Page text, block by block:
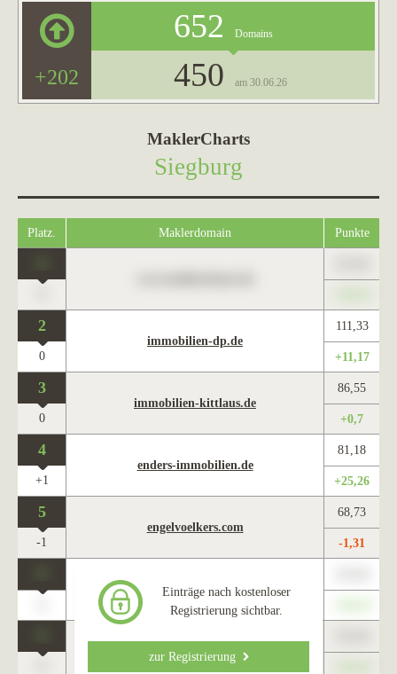
+202
652 Domains
450 am 30.06.26
MaklerCharts
Siegburg
Platz. Maklerdomain Punkte
2
immobilien-dp.de
111,33
0 +11,17
3
immobilien-kittlaus.de
86,55
0 +0,7
4
enders-immobilien.de
81,18
+1 +25,26
5
engelvoelkers.com
68,73
-1 -1,31
www.maklercharts.de
Einträge nach kostenloser
Registrierung sichtbar.
zur Registrierung
www.maklercharts.de